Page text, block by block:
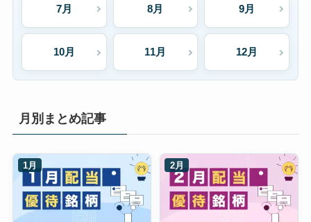
7月 8月 9月
10月 11月 12月
月別まとめ記事
1月 2月